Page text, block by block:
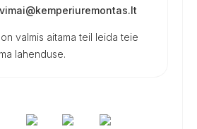
valmis aitama teil leida teie
lahenduse.